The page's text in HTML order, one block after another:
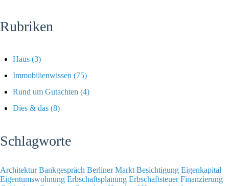
Rubriken
Haus (3)
Immobilienwissen (75)
Rund um Gutachten (4)
Dies & das (8)
Schlagworte
ArchitekturBankgespräch Berliner Markt Besichtigung Eigenkapital
Eigentumswohnung Erbschaftsplanung ErbschaftsteuerFinanzierung